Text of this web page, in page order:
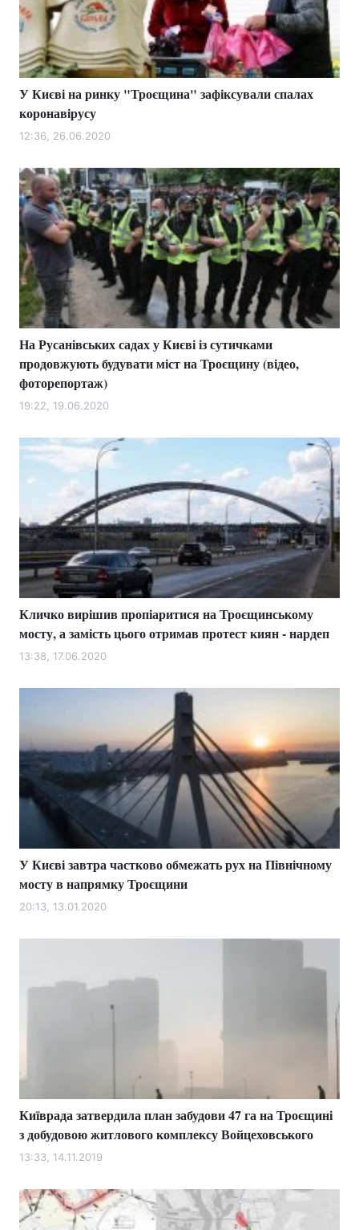
У Києві на ринку "Троєщина" зафіксували спалах
коронавірусу
12:36, 26.06.2020
На Русанівських садах у Києві із сутичками
продовжують будувати міст на Троєщину (відео,
фоторепортаж)
19:22, 19.06.2020
Кличко вирішив пропіаритися на Троєщинському
мосту, а замість цього отримав протест киян - нардеп
13:38, 17.06.2020
У Києві завтра частково обмежать рух на Північному
мосту в напрямку Троєщини
20:13, 13.01.2020
Київрада затвердила план забудови 47 га на Троєщині
з добудовою житлового комплексу Войцеховського
13:33, 14.11.2019